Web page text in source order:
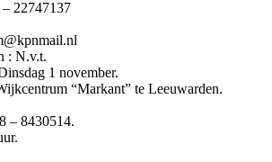
22747137
: N.v.t.
1 november.
“Markant” te Leeuwarden.
– 8430514.